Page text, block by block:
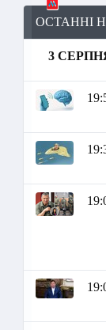
ОСТАННІ
3